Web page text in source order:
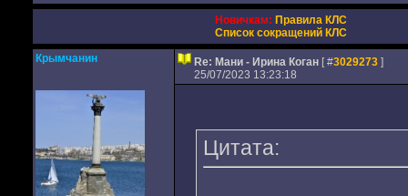
Новичкам: Правила КЛС
Список сокращений КЛС
Крымчанин
Re: Мани - Ирина Коган [ #3029273]
25/07/2023 13:23:18
Цитата: